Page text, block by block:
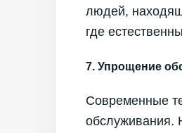
людей,
где
7. Упрощение
Современные
обслуживания.